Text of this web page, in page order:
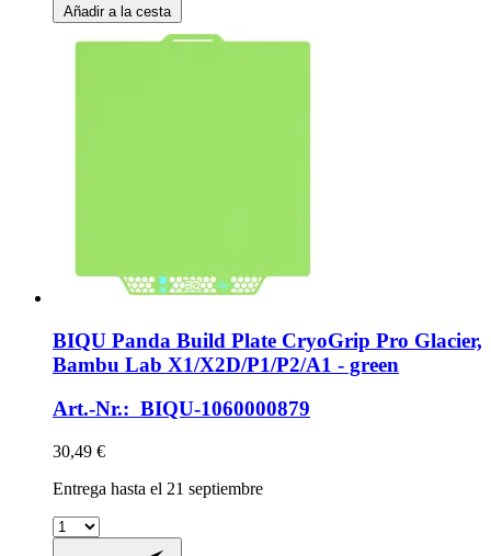
Añadir a la cesta
BIQU Panda Build Plate CryoGrip Pro Glacier,
Bambu Lab X1/X2D/P1/P2/A1 -​ green
Art.-Nr.: BIQU-1060000879
30,49 €
Entrega hasta el 21 septiembre